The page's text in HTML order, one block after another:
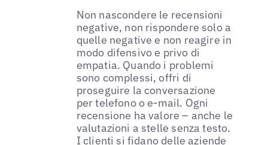
Non nascondere le recensioni
negative, non rispondere solo a
quelle negative e non reagire in
modo difensivo e privo di
empatia. Quando i problemi
sono complessi, offri di
proseguire la conversazione
per telefono o e-mail. Ogni
recensione ha valore – anche le
valutazioni a stelle senza testo.
I clienti si fidano delle aziende